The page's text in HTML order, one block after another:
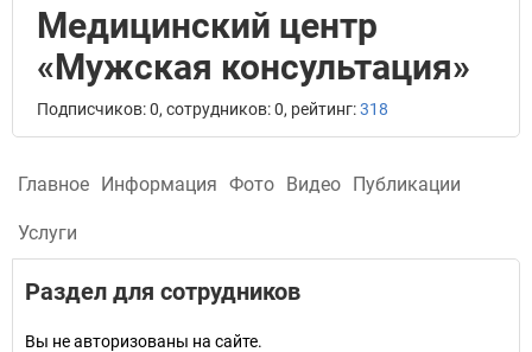
Медицинский центр
«Мужская консультация»
Подписчиков: 0, сотрудников: 0, рейтинг:318
Главное Информация Фото Видео Публикации
Услуги
Раздел для сотрудников
Вы не авторизованы на сайте.